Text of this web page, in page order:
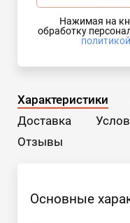
Нажимая на
Характеристики
Доставка
Отзывы
Основные